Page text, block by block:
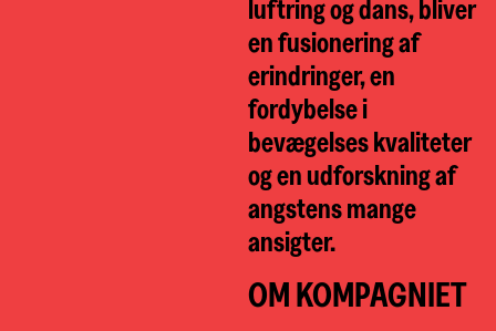
luftring og dans, bliver
en fusionering af
erindringer, en
fordybelse i
bevægelses kvaliteter
og en udforskning af
angstens mange
ansigter.
OM KOMPAGNIET